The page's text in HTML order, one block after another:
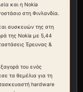
και η Nokia
στη Φινλανδία.
συσκευών της στη
της Nokia με 5,44
Έρευνας &
του ενός
τα θεμέλια για τη
hardware